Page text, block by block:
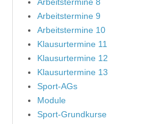
Arbeitstermine 9
Arbeitstermine 10
Klausurtermine 11
Klausurtermine 12
Klausurtermine 13
Sport-AGs
Module
Sport-Grundkurse